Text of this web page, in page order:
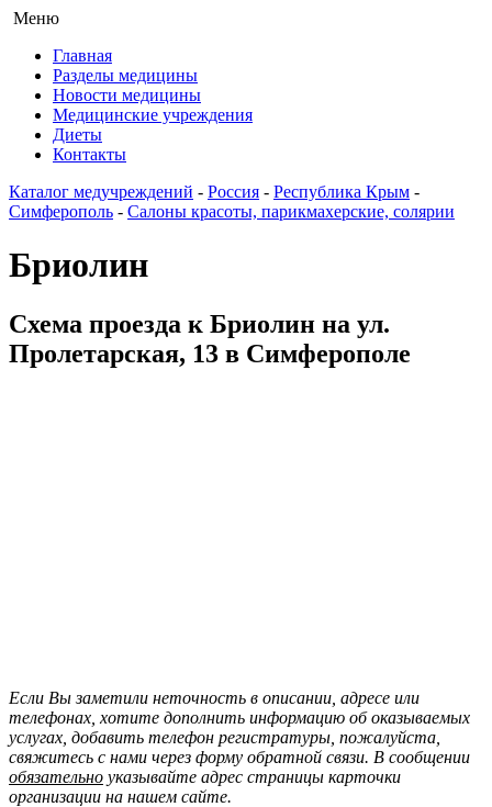
Меню
Главная
Разделы медицины
Новости медицины
Медицинские учреждения
Диеты
Контакты
Каталог медучреждений - Россия - Республика Крым -
Симферополь - Салоны красоты, парикмахерские, солярии
Бриолин
Схема проезда к Бриолин на ул.
Пролетарская, 13 в Симферополе
Если Вы заметили неточность в описании, адресе или
телефонах, хотите дополнить информацию об оказываемых
услугах, добавить телефон регистратуры, пожалуйста,
свяжитесь с нами через форму обратной связи. В сообщении
обязательно указывайте адрес страницы карточки
организации на нашем сайте.